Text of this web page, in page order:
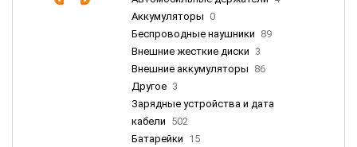
Аккумуляторы 0
Беспроводные наушники 89
Внешние жесткие диски 3
Внешние аккумуляторы 86
Другое 3
Зарядные устройства и дата
кабели 502
Батарейки 15